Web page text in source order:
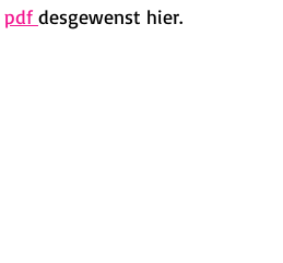
pdf desgewenst hier.